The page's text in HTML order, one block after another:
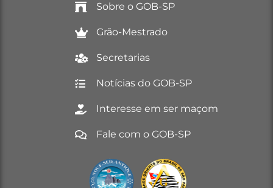
Sobre o GOB-SP
Grão-Mestrado
Secretarias
Notícias do GOB-SP
Interesse em ser maçom
Fale com o GOB-SP